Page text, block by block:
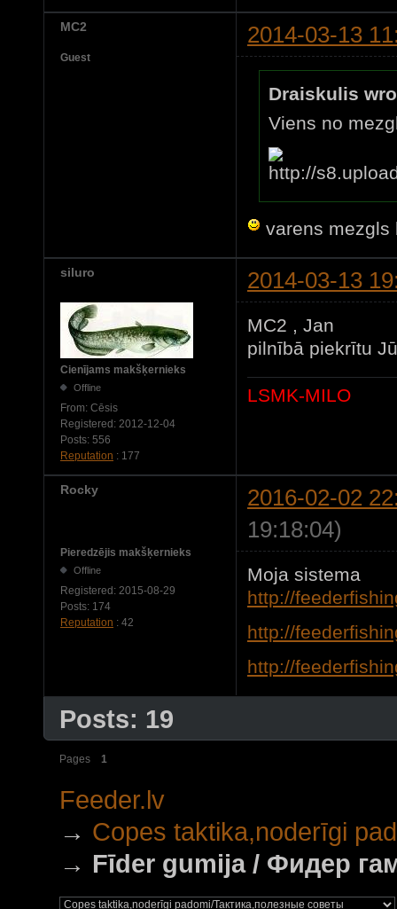
MC2 2014-03-13
Guest
Draiskulis
Viens no
varens
siluro 2014-03-13
Cienījams makšķernieks
Offline
From: Cēsis
Registered: 2012-12-04
Posts: 556
Reputation : 177
MC2 , Jan
pilnībā piekrītu
LSMK-MILO
Rocky
2016-02-02
19:18:04)
Pieredzējis makšķernieks
Offline
Registered: 2015-08-29
Posts: 174
Reputation : 42
Moja sistema
http://
http://
http://
Posts: 19
Pages 1
Feeder.lv
→ Copes taktika,noderīgi
→ Fīder gumija / Фидер